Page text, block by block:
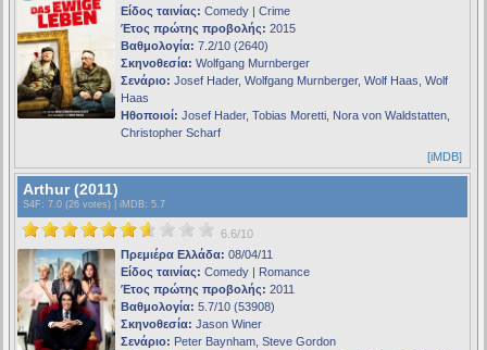
Είδος ταινίας: Comedy | Crime
Έτος πρώτης προβολής: 2015
Βαθμολογία: 7.2/10 (2640)
Σκηνοθεσία: Wolfgang Murnberger
Σενάριο: Josef Hader, Wolfgang Murnberger, Wolf Haas, Wolf
Haas
Ηθοποιοί: Josef Hader, Tobias Moretti, Nora von Waldstatten,
Christopher Scharf
[iMDB]
Arthur (2011)
S4F : 7.0 (26 votes) | iMDB: 5.7
6.6/10
Πρεμιέρα Ελλάδα: 08/04/11
Είδος ταινίας: Comedy | Romance
Έτος πρώτης προβολής: 2011
Βαθμολογία: 5.7/10 (53908)
Σκηνοθεσία: Jason Winer
Σενάριο: Peter Baynham, Steve Gordon